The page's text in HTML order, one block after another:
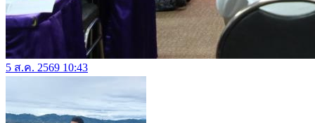
5 ส.ค. 2569 10:43